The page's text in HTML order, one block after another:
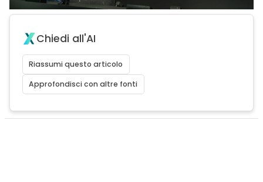
Chiedi all'AI
Riassumi questo articolo
Approfondisci con altre fonti